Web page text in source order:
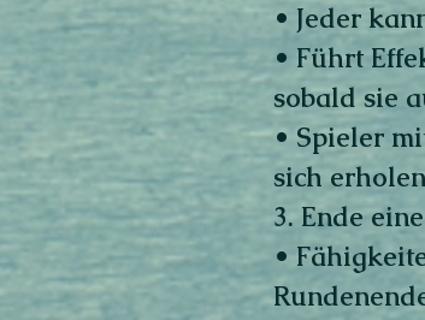
• Jeder
• Führt
sobald sie
• Spieler
sich
3. Ende
•